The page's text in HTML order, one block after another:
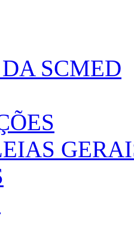
SCMED